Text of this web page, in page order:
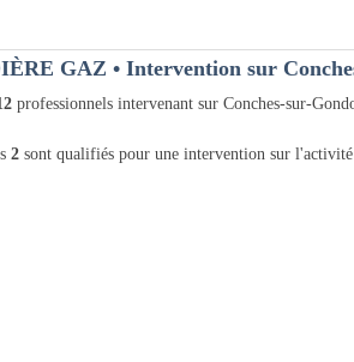
GAZ • Intervention sur
professionnels intervenant sur Conches-sur-
2 sont qualifiés pour une intervention sur l'activité